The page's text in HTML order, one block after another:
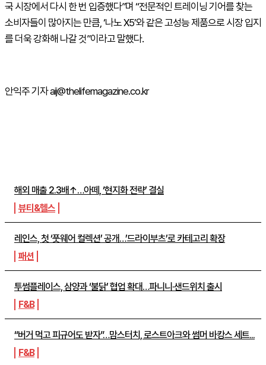
해외 매출 2.3배↑…아떼, ‘현지화 전략’ 결실
뷰티&헬스
레인스, 첫 ‘풋웨어 컬렉션’ 공개…’드라이부츠’로 카테고리 확장
패션
투썸플레이스, 삼양과 ‘불닭’ 협업 확대…파니니·샌드위치 출시
F&B
“버거 먹고 피규어도 받자”…맘스터치, 로스트아크와 썸머 바캉스 세트...
F&B
국 시장에서 다시 한 번 입증했다”며 “전문적인 트레이닝 기어를 찾는
소비자들이 많아지는 만큼, ‘나노 X5’와 같은 고성능 제품으로 시장 입지
를 더욱 강화해 나갈 것”이라고 말했다.
안익주 기자 aij@thelifemagazine.co.kr